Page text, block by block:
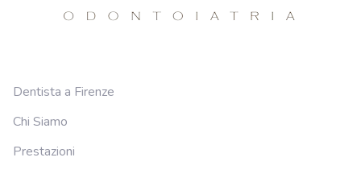
Dentista a Firenze
Chi Siamo
Prestazioni